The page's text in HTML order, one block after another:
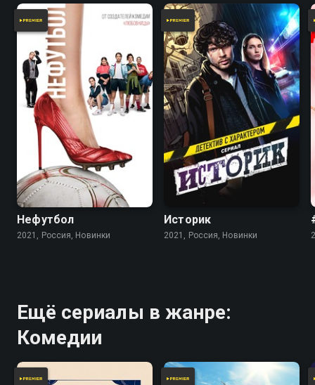
Нефутбол
2021, Россия, Новинки
Историк
2021, Россия, Новинки
Ещё сериалы в жанре:
Комедии